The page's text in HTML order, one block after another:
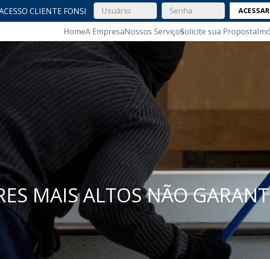
CLIENTE FONSI ACESSAR
HomeA EmpresaNossos ServiçosSolicite sua Proposta
MAIS ALTOS NÃO